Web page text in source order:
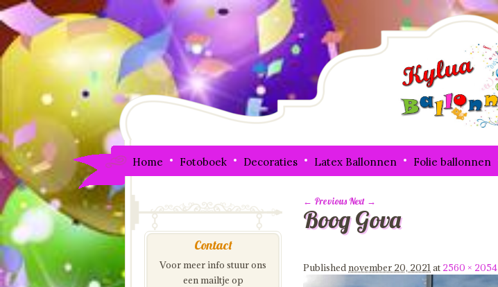
Home Fotoboek Decoraties Latex Ballonnen Folie ballonnen
Image navigation
← Previous Next →
Boog Gova
Publishednovember 20, 2021at 2560 × 2054
Contact
Voor meer info stuur ons
een mailtje op